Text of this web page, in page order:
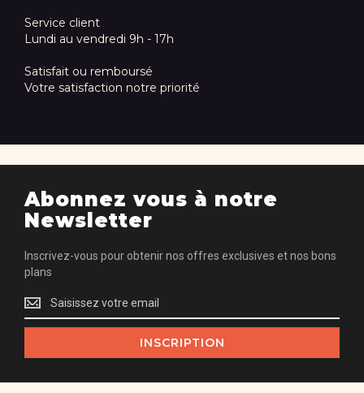
Service client
Lundi au vendredi 9h - 17h
Satisfait ou remboursé
Votre satisfaction notre priorité
Abonnez vous à notre
Newsletter
Inscrivez-vous pour obtenir nos offres exclusives et nos bons
plans
Inscrivez-
vous
pour
nos
INSCRIPTION